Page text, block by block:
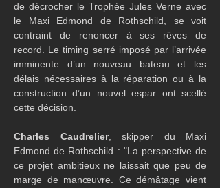
de décrocher le Trophée Jules Verne avec
le Maxi Edmond de Rothschild, se voit
contraint de renoncer à ses rêves de
record. Le timing serré imposé par l’arrivée
imminente d’un nouveau bateau et les
délais nécessaires à la réparation ou à la
construction d’un nouvel espar ont scellé
cette décision.
Charles Caudrelier, skipper du Maxi
Edmond de Rothschild : "La perspective de
ce projet ambitieux ne laissait que peu de
marge de manœuvre. Ce démâtage vient